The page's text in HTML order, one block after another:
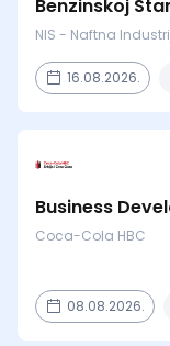
Benzinskoj
NIS - Naftna
16.08.2026.
Business
Coca-Cola HBC
08.08.2026.